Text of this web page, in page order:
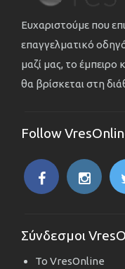
Ευχαριστούμε που
επαγγελματικό
μαζί μας, το
θα βρίσκεται στη
Follow
Σύνδεσμοι
Το VresOnline